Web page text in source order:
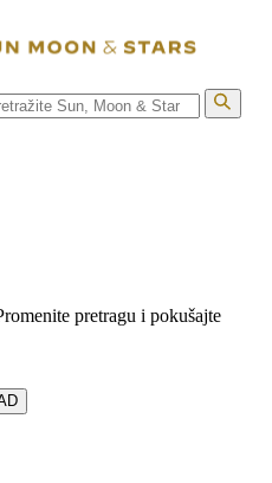
pretragu i pokušajte